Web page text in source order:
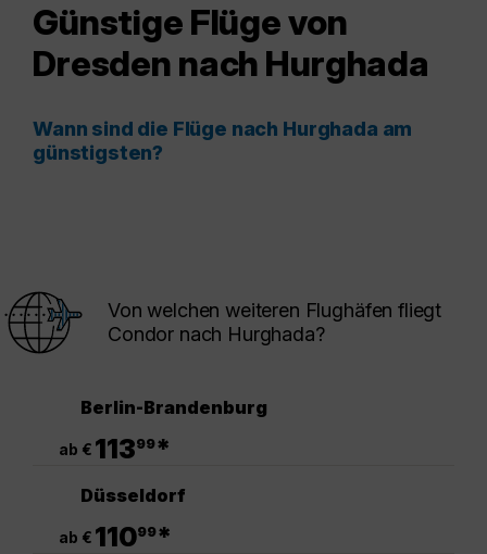
Günstige Flüge von
Dresden nach Hurghada
Wann sind die Flüge nach Hurghada am
günstigsten?
Von welchen weiteren Flughäfen fliegt
Condor nach Hurghada?
Berlin-Brandenburg
ab € 11399*
Düsseldorf
ab € 11099*